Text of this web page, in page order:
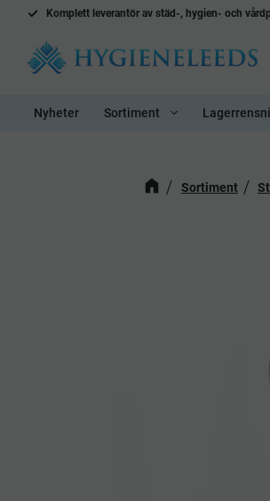
Komplett leverantör av städ-, hygien- och
Nyheter Sortiment
Sortiment